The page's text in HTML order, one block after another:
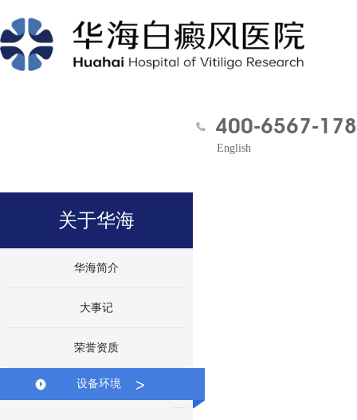
400-6567-178
English
关于华海
华海简介
大事记
荣誉资质
设备环境 >